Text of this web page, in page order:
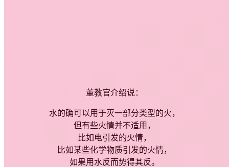
董教官介绍说：
水的确可以用于灭一部分类型的火，
但有些火情并不适用，
比如电引发的火情，
比如某些化学物质引发的火情，
如果用水反而势得其反。